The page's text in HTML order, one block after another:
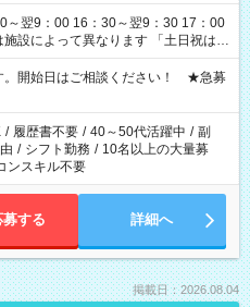
～翌9：00 16：30～翌9：30 17：00
って異なります 「土日祝は休
い」 「もう少し遅い時間から始めた
をご案内いたします。 ※未経験
日中での仕事を経験いただき、 お
庭の都合でお休みが
談ください。
。開始日はご相談ください！ ★急募
/ 履歴書不要 / 40～50代活躍中 / 副
/ シフト勤務 / 10名以上の大量募
ンスキル不要
募する 詳細へ
掲載日：2026.08.04